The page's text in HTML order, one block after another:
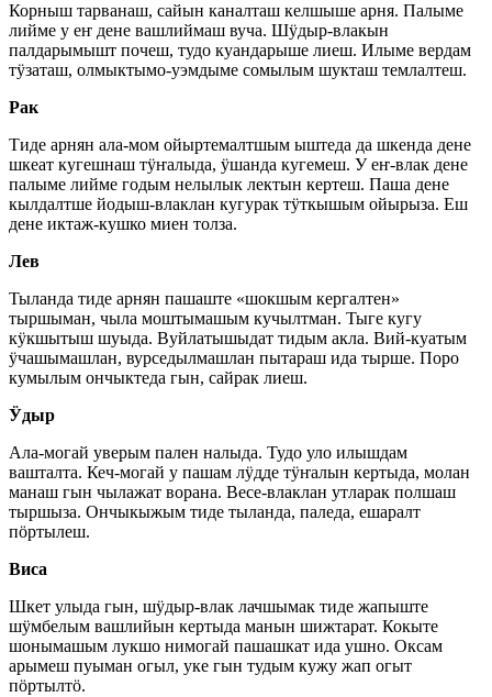
Корныш тарванаш, сайын каналташ келшыше арня. Палыме
лийме у еҥ дене вашлиймаш вуча. Шӱдыр-влакын
палдарымышт почеш, тудо куандарыше лиеш. Илыме вердам
тӱзаташ, олмыктымо-уэмдыме сомылым шукташ темлалтеш.
Рак
Тиде арнян ала-мом ойыртемалтшым ыштеда да шкенда дене
шкеат кугешнаш тӱҥалыда, ӱшанда кугемеш. У еҥ-влак дене
палыме лийме годым нелылык лектын кертеш. Паша дене
кылдалтше йодыш-влаклан кугурак тӱткышым ойырыза. Еш
дене иктаж-кушко миен толза.
Лев
Тыланда тиде арнян пашаште «шокшым кергалтен»
тыршыман, чыла моштымашым кучылтман. Тыге кугу
кӱкшытыш шуыда. Вуйлатышыдат тидым акла. Вий-куатым
ӱчашымашлан, вурседылмашлан пытараш ида тырше. Поро
кумылым ончыктеда гын, сайрак лиеш.
Ӱдыр
Ала-могай уверым пален налыда. Тудо уло илышдам
вашталта. Кеч-могай у пашам лӱдде тӱҥалын кертыда, молан
манаш гын чылажат ворана. Весе-влаклан утларак полшаш
тыршыза. Ончыкыжым тиде тыланда, паледа, ешаралт
пӧртылеш.
Виса
Шкет улыда гын, шӱдыр-влак лачшымак тиде жапыште
шӱмбелым вашлийын кертыда манын шижтарат. Кокыте
шонымашым лукшо нимогай пашашкат ида ушно. Оксам
арымеш пуыман огыл, уке гын тудым кужу жап огыт
пӧртылтӧ.